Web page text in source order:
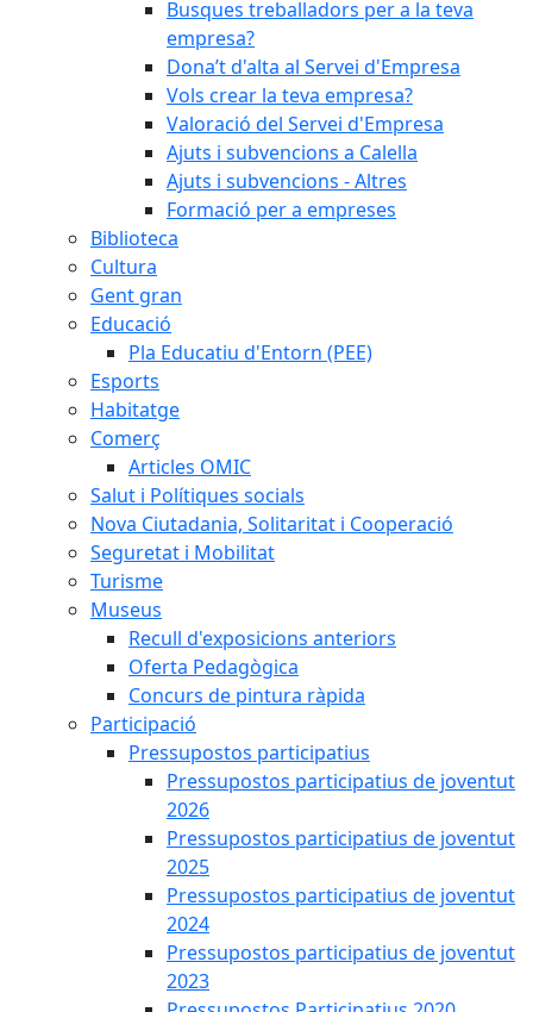
Busques treballadors per a la teva
empresa?
Dona’t d'alta al Servei d'Empresa
Vols crear la teva empresa?
Valoració del Servei d'Empresa
Ajuts i subvencions a Calella
Ajuts i subvencions - Altres
Formació per a empreses
Biblioteca
Cultura
Gent gran
Educació
Pla Educatiu d'Entorn (PEE)
Esports
Habitatge
Comerç
Articles OMIC
Salut i Polítiques socials
Nova Ciutadania, Solitaritat i Cooperació
Seguretat i Mobilitat
Turisme
Museus
Recull d'exposicions anteriors
Oferta Pedagògica
Concurs de pintura ràpida
Participació
Pressupostos participatius
Pressupostos participatius de joventut
2026
Pressupostos participatius de joventut
2025
Pressupostos participatius de joventut
2024
Pressupostos participatius de joventut
2023